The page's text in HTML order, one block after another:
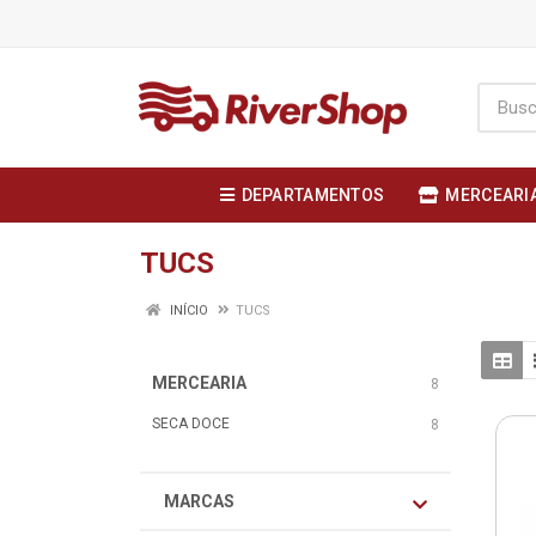
DEPARTAMENTOS
TUCS
INÍCIO TUCS
MERCEARIA 8
SECA DOCE 8
MARCAS